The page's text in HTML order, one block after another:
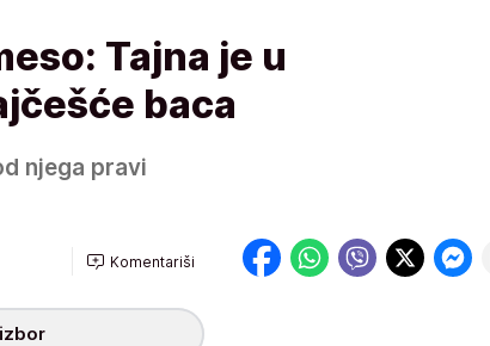
Tajna je u
baca
njega pravi
Komentariši